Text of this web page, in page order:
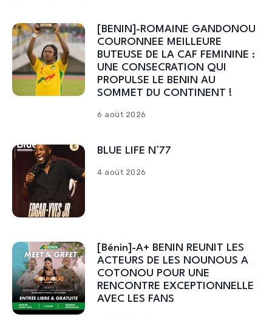
[BENIN]-ROMAINE GANDONOU
COURONNEE MEILLEURE
BUTEUSE DE LA CAF FEMININE :
UNE CONSECRATION QUI
PROPULSE LE BENIN AU
SOMMET DU CONTINENT !
6 août 2026
BLUE LIFE N°77
4 août 2026
[Bénin]-A+ BENIN REUNIT LES
ACTEURS DE LES NOUNOUS A
COTONOU POUR UNE
RENCONTRE EXCEPTIONNELLE
AVEC LES FANS